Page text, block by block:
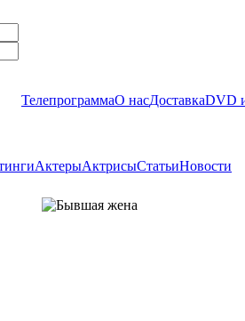
ТелепрограммаО насДоставкаDVD
АктерыАктрисыСтатьиНовости